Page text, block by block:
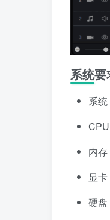
系统要
系
内存
显
硬盘